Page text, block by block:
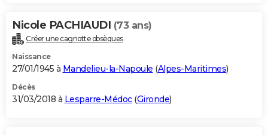
Nicole PACHIAUDI (73 ans)
Créer une cagnotte obsèques
Naissance
27/01/1945 à Mandelieu-la-Napoule (Alpes-Maritimes)
Décès
31/03/2018 à Lesparre-Médoc(Gironde)